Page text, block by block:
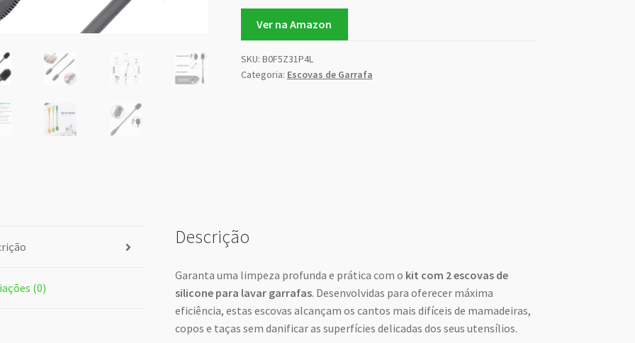
Ver na Amazon
SKU: B0F5Z31P4L
Categoria: Escovas de Garrafa
(0)
Descrição
Garanta uma limpeza profunda e prática com o kit com 2 escovas de
silicone para lavar garrafas. Desenvolvidas para oferecer máxima
eficiência, estas escovas alcançam os cantos mais difíceis de mamadeiras,
copos e taças sem danificar as superfícies delicadas dos seus utensílios.